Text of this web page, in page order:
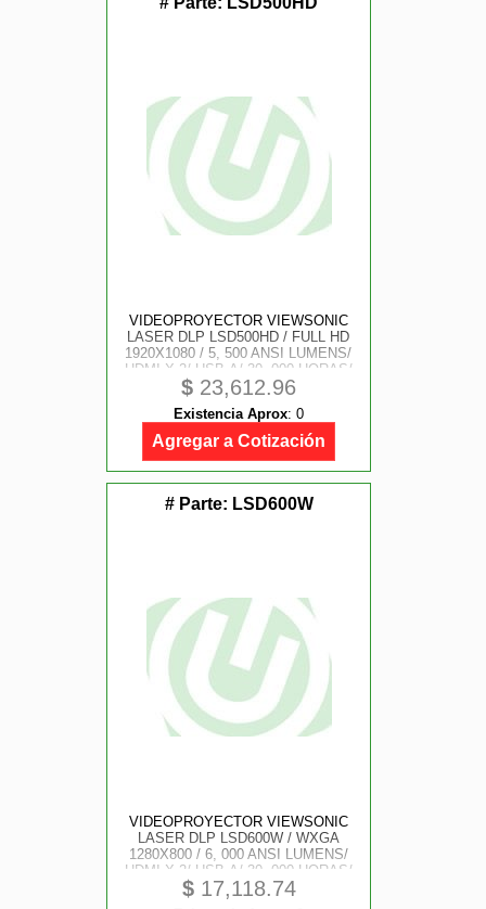
VIDEOPROYECTOR VIEWSONIC
LASER DLP LSD500HD / FULL HD
1920X1080 / 5, 500 ANSI LUMENS/
HDMI X 2/ USB-A/ 30, 000 HORAS/
USO 24 HORAS 7 DIAS / TIRO
NORMAL
$ 23,612.96
Existencia Aprox: 0
Agregar a Cotización
# Parte: LSD600W
VIDEOPROYECTOR VIEWSONIC
LASER DLP LSD600W / WXGA
1280X800 / 6, 000 ANSI LUMENS/
HDMI X 2/ USB-A/ 30, 000 HORAS/
USO 24 HORAS 7 DIAS / TIRO
NORMAL
$17,118.74